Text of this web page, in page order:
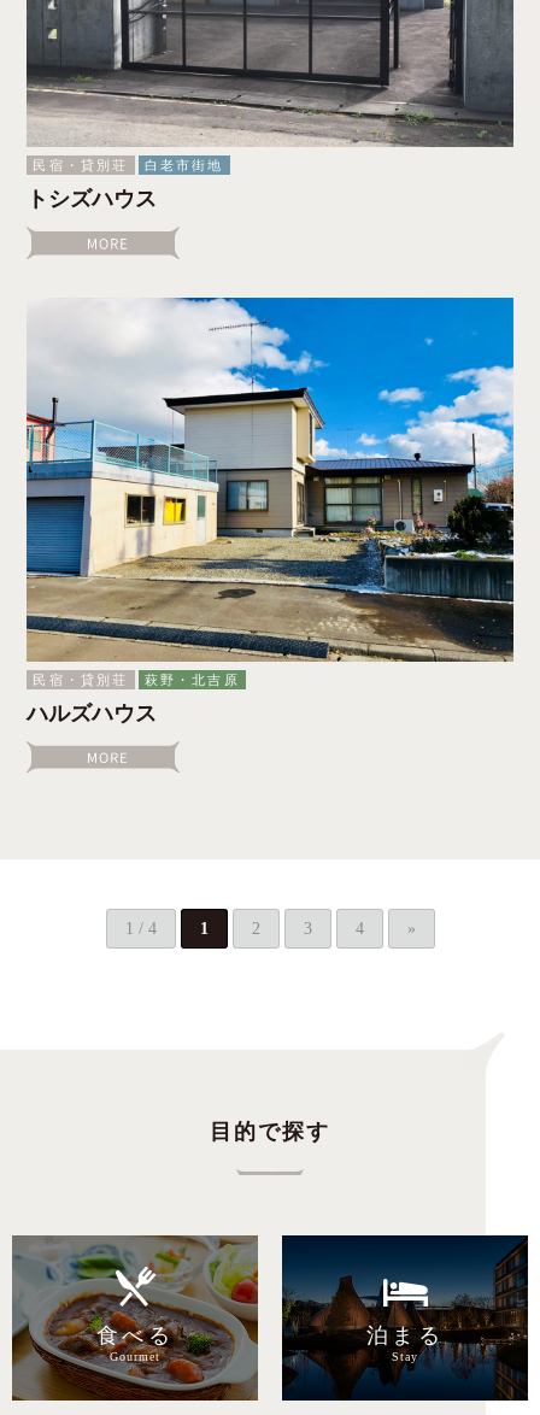
民宿・貸別荘 白老市街地
トシズハウス
民宿・貸別荘 萩野・北吉原
ハルズハウス
1 / 4 1 2 3 4 »
目的で探す
食べる
Gourmet
泊まる
Stay